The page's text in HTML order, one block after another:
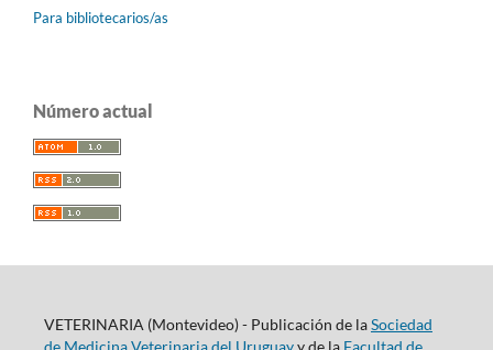
Para bibliotecarios/as
Número actual
VETERINARIA (Montevideo) - Publicación de laSociedad
de Medicina Veterinaria del Uruguayy de la Facultad de